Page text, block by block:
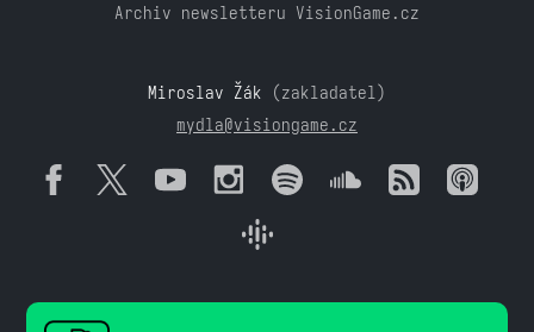
Archiv newsletteru VisionGame.cz
Miroslav Žák (zakladatel)
mydla@visiongame.cz